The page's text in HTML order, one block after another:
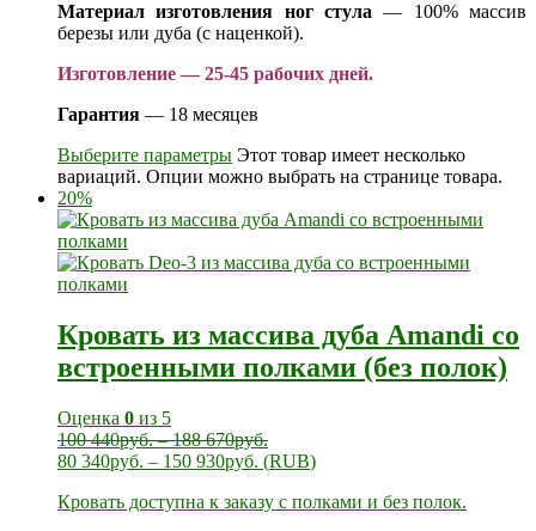
Материал изготовления ног стула — 100% массив
березы или дуба (с наценкой).
Изготовление — 25-45 рабочих дней.
Гарантия — 18 месяцев
Выберите параметры Этот товар имеет несколько
вариаций. Опции можно выбрать на странице товара.
20%
Кровать из массива дуба Amandi со
встроенными полками (без полок)
Оценка 0 из 5
100 440руб.–188 670руб.
80 340руб. – 150 930руб. (RUB)
Кровать доступна к заказу с полками и без полок.